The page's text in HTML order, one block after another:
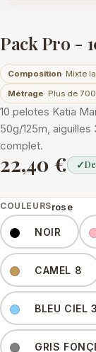
Pack Pro -
Composition· Mixte
Métrage· Plus de
10 pelotes Katia
50g/125m,
complet.
22,40 € ✓
COULEURSrose
Couleurs
NOIR
CAMEL 8
BLEU CIEL
GRIS